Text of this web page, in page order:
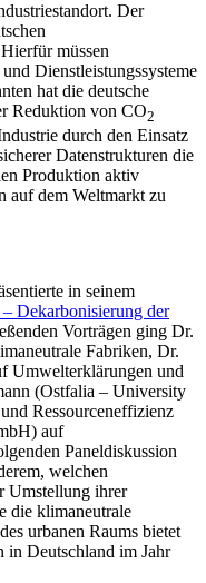
Der
müssen
Dienstleistungssysteme
hat die deutsche
Reduktion von CO2
durch den Einsatz
Datenstrukturen die
Produktion aktiv
auf dem Weltmarkt zu
in seinem
Dekarbonisierung der
Vorträgen ging Dr.
Fabriken, Dr.
Umwelterklärungen und
(Ostfalia – University
Ressourceneffizienz
auf
Paneldiskussion
welchen
Umstellung ihrer
die klimaneutrale
urbanen Raums bietet
Deutschland im Jahr